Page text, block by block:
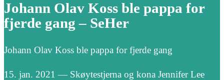
Johann Olav Koss ble pappa for
fjerde gang – SeHer
Johann Olav Koss ble pappa for fjerde gang
15. jan. 2021 — Skøytestjerna og kona Jennifer Lee